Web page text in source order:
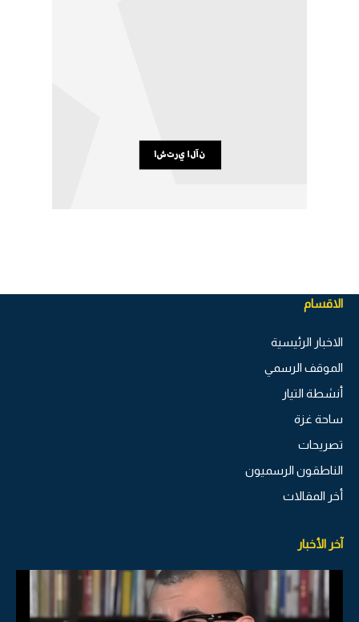
الاقسام
الاخبار الرئيسية
الموقف الرسمي
أنشطة التيار
ساحة غزة
تصريحات
الناطقون الرسميون
أخر المقالات
آخر الأخبار